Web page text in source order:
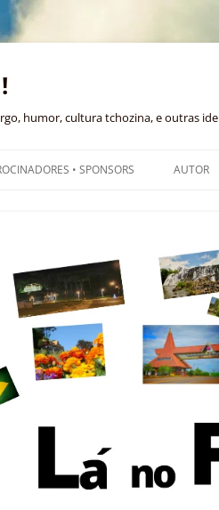
humor, cultura tchozina, e outras
• SPONSORS AUTOR